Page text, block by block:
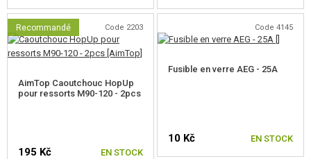
Recommandé Code 2203
AimTop Caoutchouc HopUp
pour ressorts M90-120 - 2pcs
195 Kč EN STOCK
Code 4145
Fusible en verre AEG - 25A
10 Kč EN STOCK